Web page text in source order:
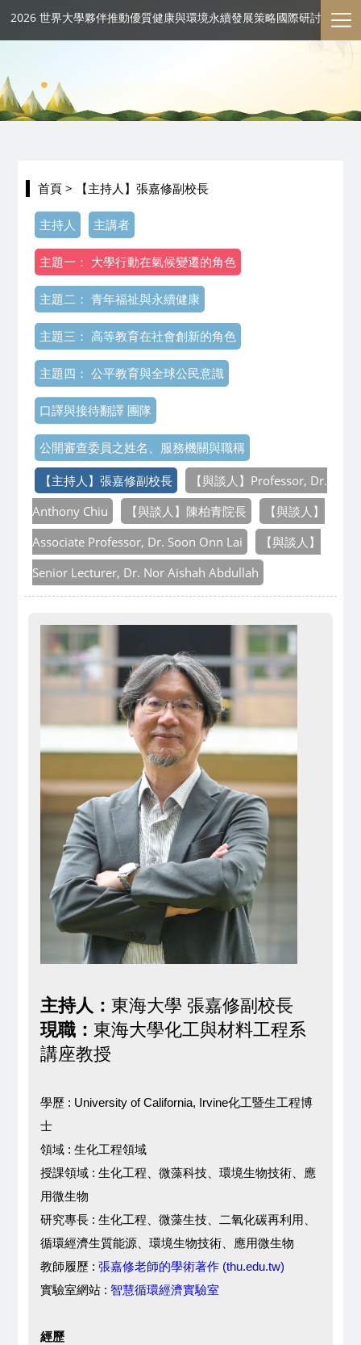
2026 世界大學夥伴推動優質健康與環境永續發展策略國際研討會
首頁 > 【主持人】張嘉修副校長
主持人 主講者
主題一： 大學行動在氣候變遷的角色
主題二： 青年福祉與永續健康
主題三： 高等教育在社會創新的角色
主題四： 公平教育與全球公民意識
口譯與接待翻譯 團隊
公開審查委員之姓名、服務機關與職稱
【主持人】張嘉修副校長
【與談人】Professor, Dr.
Anthony Chiu
【與談人】陳柏青院長
【與談人】
Associate Professor, Dr. Soon Onn Lai
【與談人】
Senior Lecturer, Dr. Nor Aishah Abdullah
主持人： 東海大學 張嘉修副校長
現職： 東海大學化工與材料工程系
講座教授
學歷 : University of California, Irvine化工暨生工程博
士
領域 : 生化工程領域
授課領域 : 生化工程、微藻科技、環境生物技術、應
用微生物
研究專長 : 生化工程、微藻生技、二氧化碳再利用、
循環經濟生質能源、環境生物技術、應用微生物
教師履歷 :張嘉修老師的學術著作 (thu.edu.tw)
實驗室網站 : 智慧循環經濟實驗室
經歷